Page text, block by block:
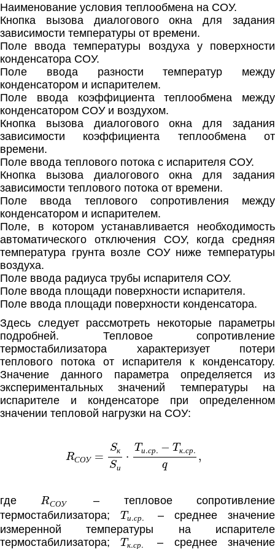
Наименование условия теплообмена на СОУ.
Кнопка вызова диалогового окна для задания
зависимости температуры от времени.
Поле ввода температуры воздуха у поверхности
конденсатора СОУ.
Поле ввода разности температур между
конденсатором и испарителем.
Поле ввода коэффициента теплообмена между
конденсатором СОУ и воздухом.
Кнопка вызова диалогового окна для задания
зависимости коэффициента теплообмена от
времени.
Поле ввода теплового потока с испарителя СОУ.
Кнопка вызова диалогового окна для задания
зависимости теплового потока от времени.
Поле ввода теплового сопротивления между
конденсатором и испарителем.
Поле, в котором устанавливается необходимость
автоматического отключения СОУ, когда средняя
температура грунта возле СОУ ниже температуры
воздуха.
Поле ввода радиуса трубы испарителя СОУ.
Поле ввода площади поверхности испарителя.
Поле ввода площади поверхности конденсатора.
Здесь следует рассмотреть некоторые параметры
подробней. Тепловое сопротивление
термостабилизатора характеризует потери
теплового потока от испарителя к конденсатору.
Значение данного параметра определяется из
экспериментальных значений температуры на
испарителе и конденсаторе при определенном
значении тепловой нагрузки на СОУ:
С О У
и
S Tи Tк
где
R
– тепловое сопротивление
термостабилизатора;
Tи.ср.
– среднее значение
измеренной температуры на испарителе
термостабилизатора;
Tк.ср.
– среднее значение